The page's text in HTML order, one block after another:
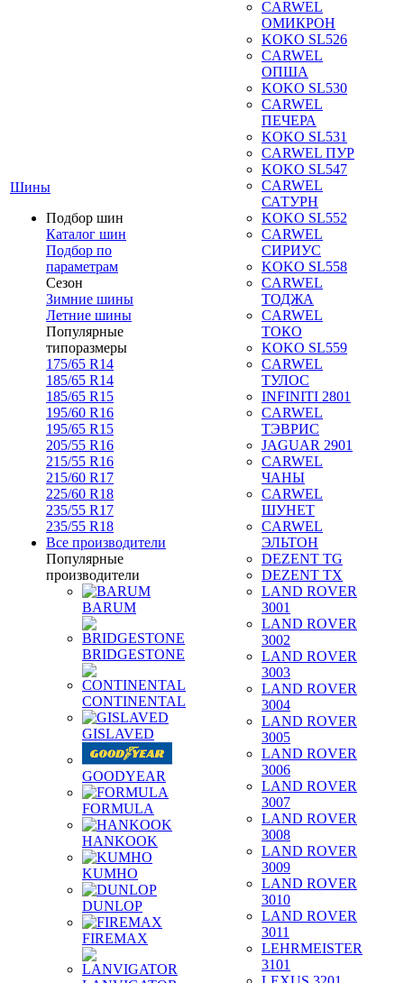
Шины
Подбор шин
Каталог шин
Подбор по
параметрам
Сезон
Зимние шины
Летние шины
Популярные
типоразмеры
175/65 R14
185/65 R14
185/65 R15
195/60 R16
195/65 R15
205/55 R16
215/55 R16
215/60 R17
225/60 R18
235/55 R17
235/55 R18
Все производители
Популярные
производители
BARUM
BRIDGESTONE
CONTINENTAL
GISLAVED
GOODYEAR
FORMULA
HANKOOK
KUMHO
DUNLOP
FIREMAX
CARWEL
ОМИКРОН
KOKO SL526
CARWEL
ОПША
KOKO SL530
CARWEL
ПЕЧЕРА
KOKO SL531
CARWEL ПУР
KOKO SL547
CARWEL
САТУРН
KOKO SL552
CARWEL
СИРИУС
KOKO SL558
CARWEL
ТОДЖА
CARWEL
ТОКО
KOKO SL559
CARWEL
ТУЛОС
INFINITI 2801
CARWEL
ТЭВРИС
JAGUAR 2901
CARWEL
ЧАНЫ
CARWEL
ШУНЕТ
CARWEL
ЭЛЬТОН
DEZENT TG
DEZENT TX
LAND ROVER
3001
LAND ROVER
3002
LAND ROVER
3003
LAND ROVER
3004
LAND ROVER
3005
LAND ROVER
3006
LAND ROVER
3007
LAND ROVER
3008
LAND ROVER
3009
LAND ROVER
3010
LAND ROVER
3011
LEHRMEISTER
3101